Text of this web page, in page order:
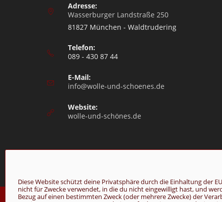
Diese Website schützt deine Privatsphäre durch die Einhaltung der
nicht für Zwecke verwendet, in die du nicht eingewilligt hast, und
Bezug auf einen bestimmten Zweck (oder mehrere Zwecke) der
Adresse:
Wasserburger Landstraße 250
81827 München - Waldtrudering
Telefon:
089 - 430 87 44
E-Mail:
info@wolle-und-schoenes.de
Website:
wolle-und-schönes.de
© Copyright 2026 - Wolle & Schönes